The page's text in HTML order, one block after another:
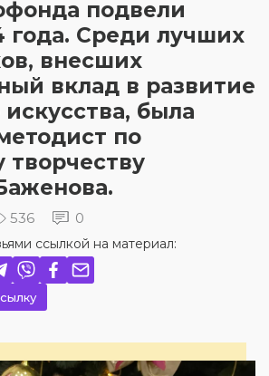
подвели
года. Среди лучших
внесших
вклад в развитие
была
по
творчеству
536 0
ссылкой на материал: